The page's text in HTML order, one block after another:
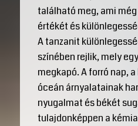
található meg, ami
értékét és
A tanzanit
színében rejlik, mely
megkapó. A forró nap,
óceán árnyalatainak
nyugalmat és békét
tulajdonképpen a